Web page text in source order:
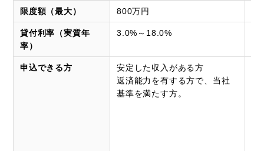
限度額（最大） 800万円
貸付利率（実質年
率）
3.0%～18.0%
申込できる方
安定した収入がある方
返済能力を有する方で、当社
基準を満たす方。